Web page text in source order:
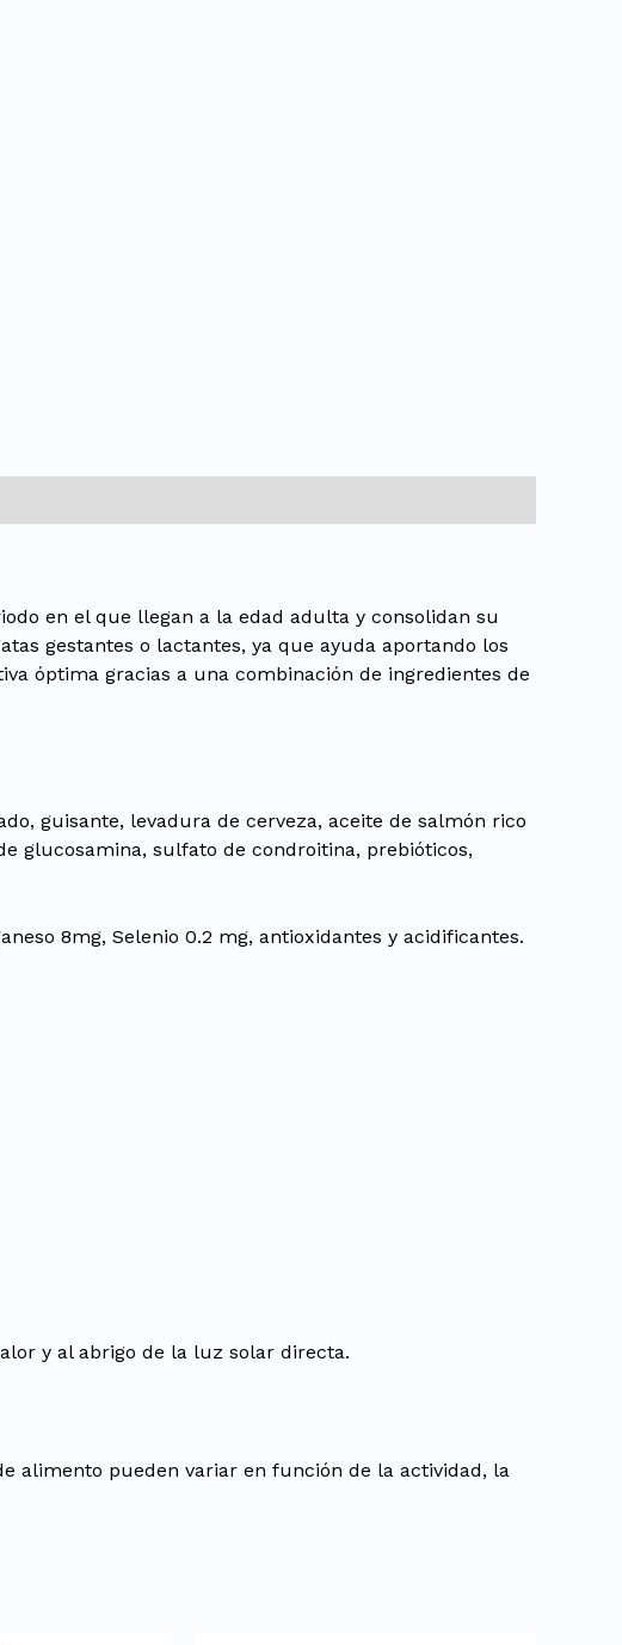
en el que llegan a la edad adulta y consolidan su
gestantes o lactantes, ya que ayuda aportando los
óptima gracias a una combinación de ingredientes de
guisante, levadura de cerveza, aceite de salmón rico
glucosamina, sulfato de condroitina, prebióticos,
8mg, Selenio 0.2 mg, antioxidantes y acidificantes.
y al abrigo de la luz solar directa.
alimento pueden variar en función de la actividad, la